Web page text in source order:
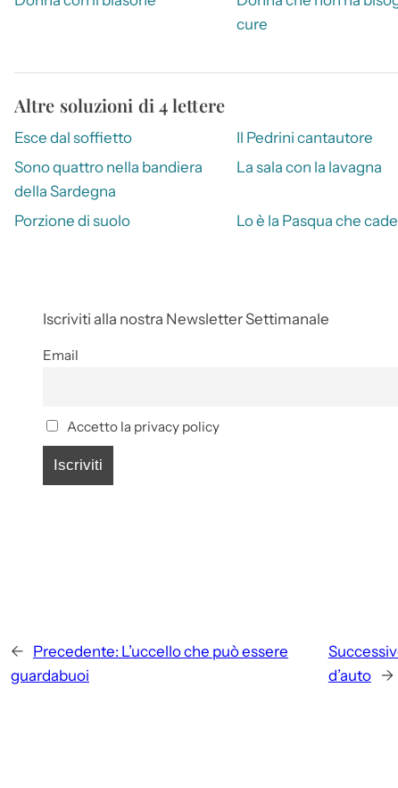
cure
Altre soluzioni di 4 lettere
Esce dal soffietto Il Pedrini cantautore
Sono quattro nella bandiera
della Sardegna
La sala con la lavagna
Porzione di suolo Lo è la Pasqua che
Iscriviti alla nostra Newsletter Settimanale
Email
Accetto la privacy policy
← Precedente: L’uccello che può essere
guardabuoi
d’auto
→